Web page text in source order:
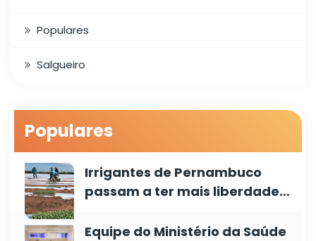
Populares
Salgueiro
Populares
Irrigantes de Pernambuco
passam a ter mais liberdade…
Equipe do Ministério da Saúde